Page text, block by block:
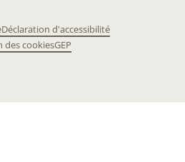
Déclaration d'accessibilité
des cookiesGEP